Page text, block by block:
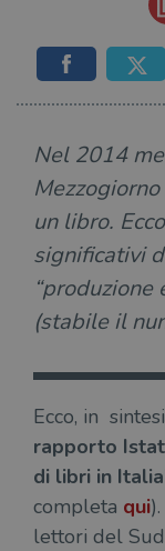
Nel 2014
un libro.
significativi
(stabile il
Ecco, in
rapporto
di libri in
completa qui
lettori del